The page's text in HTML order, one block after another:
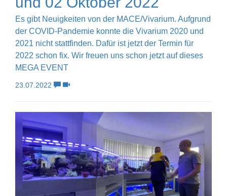
Es gibt Neuigkeiten von der MACE/Vivarium. Aufgrund
der COVID-Pandemie konnte die Vivarium 2020 und
2021 nicht stattfinden. Dafür ist jetzt der Termin für
2022 schon fix. Wir freuen uns schon jetzt auf dieses
MEGA EVENT
23.07.2022